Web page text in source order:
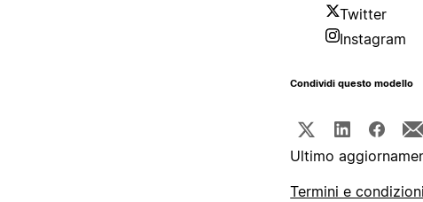
Twitter
Instagram
Condividi questo modello
Ultimo
Termini e condizioni